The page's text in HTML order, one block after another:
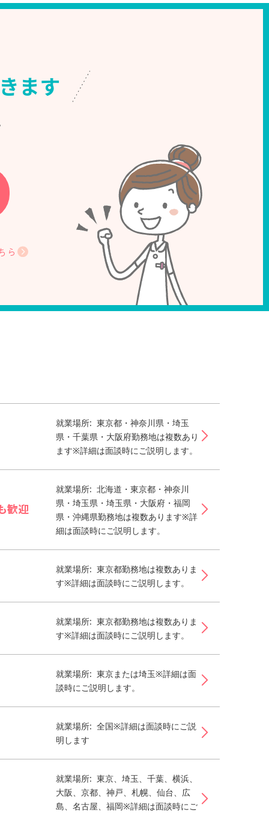
ます
ら
就業場所: 東京都・神奈川県・埼玉
県・千葉県・大阪府勤務地は複数あり
ます※詳細は面談時にご説明します。
歓迎
就業場所: 北海道・東京都・神奈川
県・埼玉県・埼玉県・大阪府・福岡
県・沖縄県勤務地は複数あります※詳
細は面談時にご説明します。
就業場所: 東京都勤務地は複数ありま
す※詳細は面談時にご説明します。
就業場所: 東京都勤務地は複数ありま
す※詳細は面談時にご説明します。
就業場所: 東京または埼玉※詳細は面
談時にご説明します。
就業場所: 全国※詳細は面談時にご説
明します
就業場所: 東京、埼玉、千葉、横浜、
大阪、京都、神戸、札幌、仙台、広
島、名古屋、福岡※詳細は面談時にご